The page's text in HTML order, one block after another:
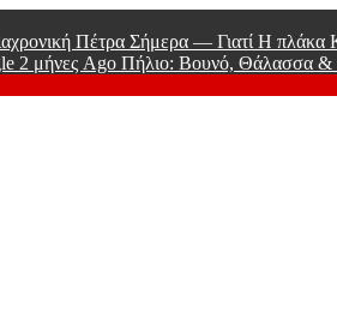
Πέτρα Σήμερα — Γιατί Η πλάκα
2 μήνες Ago Πήλιο: Βουνό, Θάλασσα &